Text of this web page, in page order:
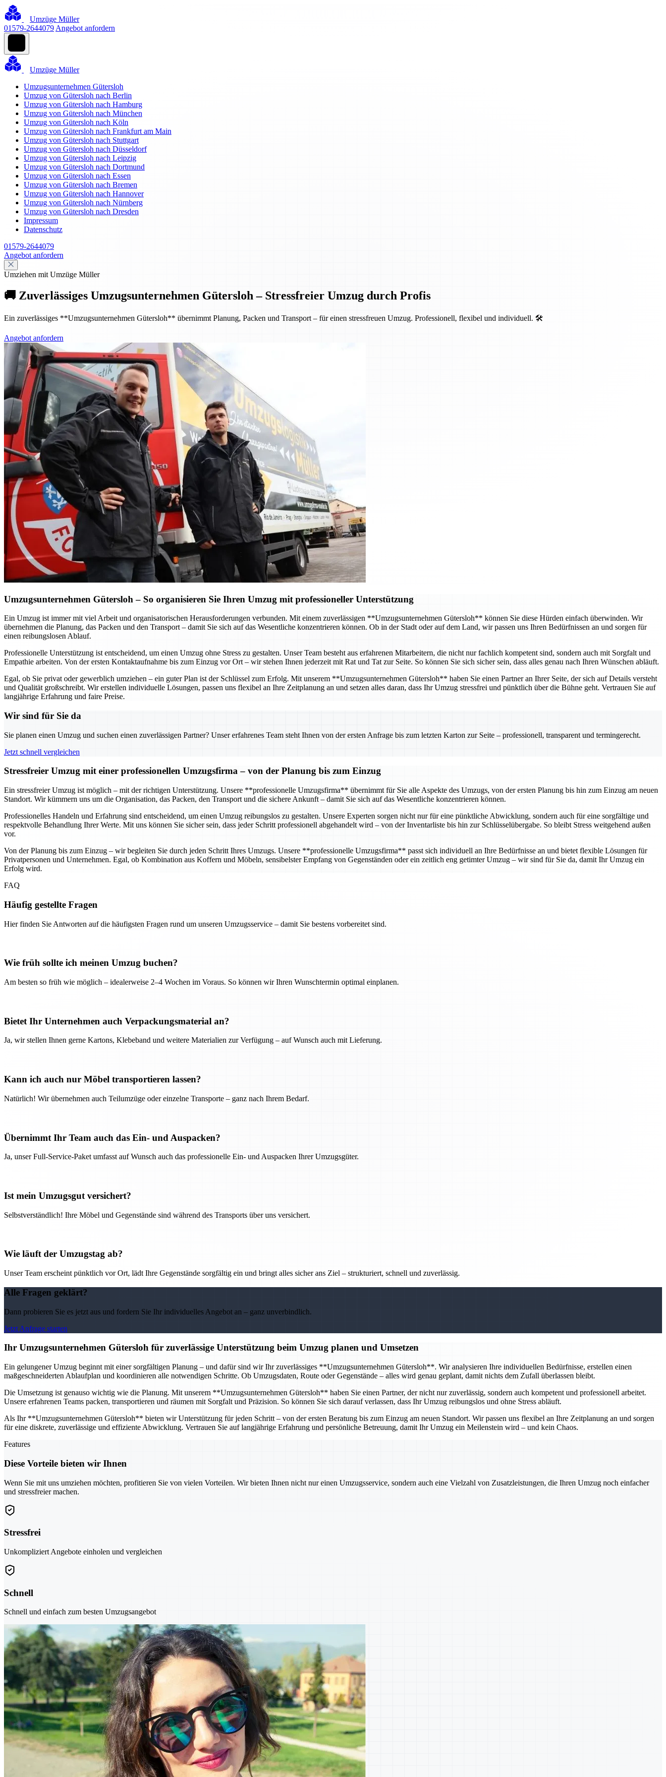
Umzüge Müller
01579-2644079 Angebot anfordern
Umzüge Müller
Umzugsunternehmen Gütersloh
Umzug von Gütersloh nach Berlin
Umzug von Gütersloh nach Hamburg
Umzug von Gütersloh nach München
Umzug von Gütersloh nach Köln
Umzug von Gütersloh nach Frankfurt am Main
Umzug von Gütersloh nach Stuttgart
Umzug von Gütersloh nach Düsseldorf
Umzug von Gütersloh nach Leipzig
Umzug von Gütersloh nach Dortmund
Umzug von Gütersloh nach Essen
Umzug von Gütersloh nach Bremen
Umzug von Gütersloh nach Hannover
Umzug von Gütersloh nach Nürnberg
Umzug von Gütersloh nach Dresden
Impressum
Datenschutz
01579-2644079
Angebot anfordern
Umziehen mit Umzüge Müller
🚚 Zuverlässiges Umzugsunternehmen Gütersloh – Stressfreier Umzug durch Profis
Ein zuverlässiges **Umzugsunternehmen Gütersloh** übernimmt Planung, Packen und Transport – für einen stressfreuen Umzug. Professionell, flexibel und individuell. 🛠️
Angebot anfordern
Umzugsunternehmen Gütersloh – So organisieren Sie Ihren Umzug mit professioneller Unterstützung
Ein Umzug ist immer mit viel Arbeit und organisatorischen Herausforderungen verbunden. Mit einem zuverlässigen **Umzugsunternehmen Gütersloh** können Sie diese Hürden einfach überwinden. Wir
übernehmen die Planung, das Packen und den Transport – damit Sie sich auf das Wesentliche konzentrieren können. Ob in der Stadt oder auf dem Land, wir passen uns Ihren Bedürfnissen an und sorgen für
einen reibungslosen Ablauf.
Professionelle Unterstützung ist entscheidend, um einen Umzug ohne Stress zu gestalten. Unser Team besteht aus erfahrenen Mitarbeitern, die nicht nur fachlich kompetent sind, sondern auch mit Sorgfalt und
Empathie arbeiten. Von der ersten Kontaktaufnahme bis zum Einzug vor Ort – wir stehen Ihnen jederzeit mit Rat und Tat zur Seite. So können Sie sich sicher sein, dass alles genau nach Ihren Wünschen abläuft.
Egal, ob Sie privat oder gewerblich umziehen – ein guter Plan ist der Schlüssel zum Erfolg. Mit unserem **Umzugsunternehmen Gütersloh** haben Sie einen Partner an Ihrer Seite, der sich auf Details versteht
und Qualität großschreibt. Wir erstellen individuelle Lösungen, passen uns flexibel an Ihre Zeitplanung an und setzen alles daran, dass Ihr Umzug stressfrei und pünktlich über die Bühne geht. Vertrauen Sie auf
langjährige Erfahrung und faire Preise.
Wir sind für Sie da
Sie planen einen Umzug und suchen einen zuverlässigen Partner? Unser erfahrenes Team steht Ihnen von der ersten Anfrage bis zum letzten Karton zur Seite – professionell, transparent und termingerecht.
Jetzt schnell vergleichen
Stressfreier Umzug mit einer professionellen Umzugsfirma – von der Planung bis zum Einzug
Ein stressfreier Umzug ist möglich – mit der richtigen Unterstützung. Unsere **professionelle Umzugsfirma** übernimmt für Sie alle Aspekte des Umzugs, von der ersten Planung bis hin zum Einzug am neuen
Standort. Wir kümmern uns um die Organisation, das Packen, den Transport und die sichere Ankunft – damit Sie sich auf das Wesentliche konzentrieren können.
Professionelles Handeln und Erfahrung sind entscheidend, um einen Umzug reibungslos zu gestalten. Unsere Experten sorgen nicht nur für eine pünktliche Abwicklung, sondern auch für eine sorgfältige und
respektvolle Behandlung Ihrer Werte. Mit uns können Sie sicher sein, dass jeder Schritt professionell abgehandelt wird – von der Inventarliste bis hin zur Schlüsselübergabe. So bleibt Stress weitgehend außen
vor.
Von der Planung bis zum Einzug – wir begleiten Sie durch jeden Schritt Ihres Umzugs. Unsere **professionelle Umzugsfirma** passt sich individuell an Ihre Bedürfnisse an und bietet flexible Lösungen für
Privatpersonen und Unternehmen. Egal, ob Kombination aus Koffern und Möbeln, sensibelster Empfang von Gegenständen oder ein zeitlich eng getimter Umzug – wir sind für Sie da, damit Ihr Umzug ein
Erfolg wird.
FAQ
Häufig gestellte Fragen
Hier finden Sie Antworten auf die häufigsten Fragen rund um unseren Umzugsservice – damit Sie bestens vorbereitet sind.
Wie früh sollte ich meinen Umzug buchen?
Am besten so früh wie möglich – idealerweise 2–4 Wochen im Voraus. So können wir Ihren Wunschtermin optimal einplanen.
Bietet Ihr Unternehmen auch Verpackungsmaterial an?
Ja, wir stellen Ihnen gerne Kartons, Klebeband und weitere Materialien zur Verfügung – auf Wunsch auch mit Lieferung.
Kann ich auch nur Möbel transportieren lassen?
Natürlich! Wir übernehmen auch Teilumzüge oder einzelne Transporte – ganz nach Ihrem Bedarf.
Übernimmt Ihr Team auch das Ein- und Auspacken?
Ja, unser Full-Service-Paket umfasst auf Wunsch auch das professionelle Ein- und Auspacken Ihrer Umzugsgüter.
Ist mein Umzugsgut versichert?
Selbstverständlich! Ihre Möbel und Gegenstände sind während des Transports über uns versichert.
Wie läuft der Umzugstag ab?
Unser Team erscheint pünktlich vor Ort, lädt Ihre Gegenstände sorgfältig ein und bringt alles sicher ans Ziel – strukturiert, schnell und zuverlässig.
Alle Fragen geklärt?
Dann probieren Sie es jetzt aus und fordern Sie Ihr individuelles Angebot an – ganz unverbindlich.
Jetzt Anfrage starten
Ihr Umzugsunternehmen Gütersloh für zuverlässige Unterstützung beim Umzug planen und Umsetzen
Ein gelungener Umzug beginnt mit einer sorgfältigen Planung – und dafür sind wir Ihr zuverlässiges **Umzugsunternehmen Gütersloh**. Wir analysieren Ihre individuellen Bedürfnisse, erstellen einen
maßgeschneiderten Ablaufplan und koordinieren alle notwendigen Schritte. Ob Umzugsdaten, Route oder Gegenstände – alles wird genau geplant, damit nichts dem Zufall überlassen bleibt.
Die Umsetzung ist genauso wichtig wie die Planung. Mit unserem **Umzugsunternehmen Gütersloh** haben Sie einen Partner, der nicht nur zuverlässig, sondern auch kompetent und professionell arbeitet.
Unsere erfahrenen Teams packen, transportieren und räumen mit Sorgfalt und Präzision. So können Sie sich darauf verlassen, dass Ihr Umzug reibungslos und ohne Stress abläuft.
Als Ihr **Umzugsunternehmen Gütersloh** bieten wir Unterstützung für jeden Schritt – von der ersten Beratung bis zum Einzug am neuen Standort. Wir passen uns flexibel an Ihre Zeitplanung an und sorgen
für eine diskrete, zuverlässige und effiziente Abwicklung. Vertrauen Sie auf langjährige Erfahrung und persönliche Betreuung, damit Ihr Umzug ein Meilenstein wird – und kein Chaos.
Features
Diese Vorteile bieten wir Ihnen
Wenn Sie mit uns umziehen möchten, profitieren Sie von vielen Vorteilen. Wir bieten Ihnen nicht nur einen Umzugsservice, sondern auch eine Vielzahl von Zusatzleistungen, die Ihren Umzug noch einfacher
und stressfreier machen.
Stressfrei
Unkompliziert Angebote einholen und vergleichen
Schnell
Schnell und einfach zum besten Umzugsangebot